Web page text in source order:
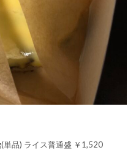
品) ライス普通盛 ￥1,520